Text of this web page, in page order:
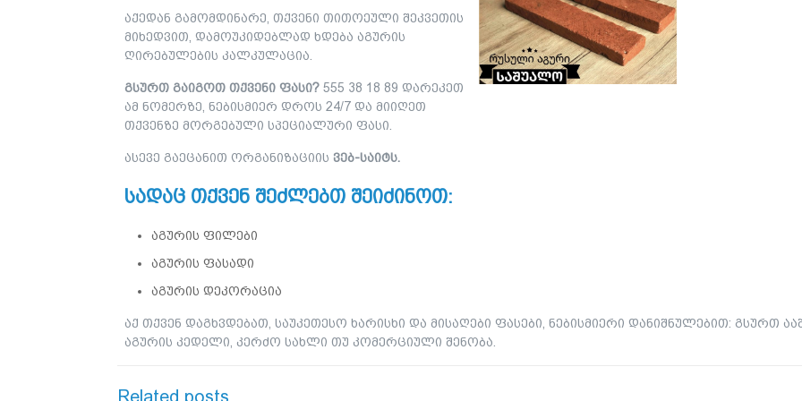
აქედან გამომდინარე, თქვენი თითოეული შეკვეთის
მიხედვით, დამოუკიდებლად ხდება აგურის
ღირებულების კალკულაცია.
გსურთ გაიგოთ თქვენი ფასი? 555 38 18 89 დარეკეთ
ამ ნომერზე, ნებისმიერ დროს 24/7 და მიიღეთ
თქვენზე მორგებული სპეციალური ფასი.
ასევე გაეცანით ორგანიზაციისვებ-საიტს.
სადაც თქვენ შეძლებთ შეიძინოთ:
აგურის ფილები
აგურის ფასადი
აგურის დეკორაცია
აქ თქვენ დაგხვდებათ, საუკეთესო ხარისხი და მისაღები ფასები, ნებისმიერი დანიშნულებით: გსურთ
აგურის კედელი, კერძო სახლი თუ კომერციული შენობა.
Related posts